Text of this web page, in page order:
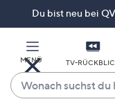
Du bist neu bei
MENÜ TV-
Wonach
suchst